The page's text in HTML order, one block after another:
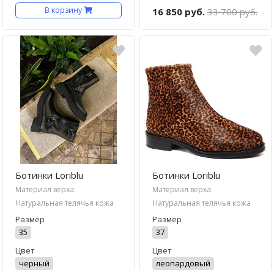
В корзину 16 850 руб. 33 700 руб.
Ботинки Loriblu
Материал верха:
Натуральная телячья кожа
Размер
35
Цвет
черный
Ботинки Loriblu
Материал верха:
Натуральная телячья кожа
Размер
37
Цвет
леопардовый